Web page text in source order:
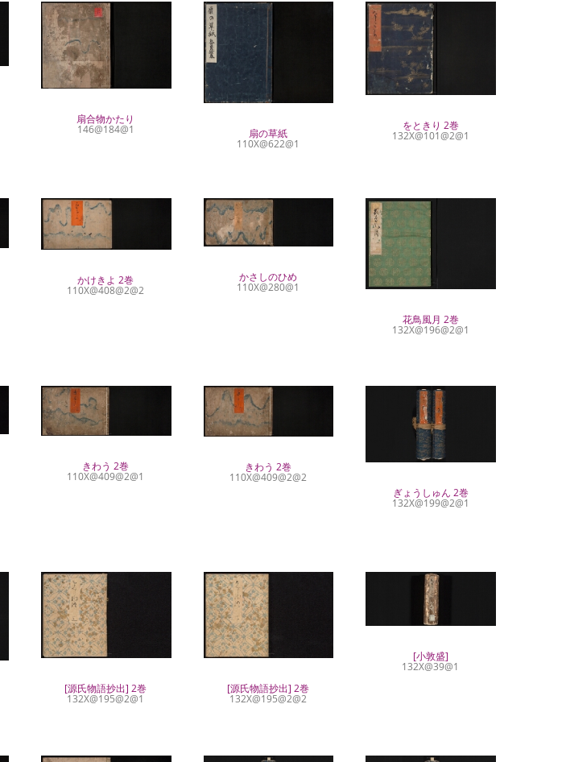
扇合物かたり
146@184@1 扇の草紙
110X@622@1
をときり 2巻
132X@101@2@1
かけきよ 2巻
110X@408@2@2
かさしのひめ
110X@280@1
花鳥風月 2巻
132X@196@2@1
きわう 2巻
110X@409@2@1
きわう 2巻
110X@409@2@2
ぎょうしゅん 2巻
132X@199@2@1
[源氏物語抄出] 2巻
132X@195@2@1
[源氏物語抄出] 2巻
132X@195@2@2
[小敦盛]
132X@39@1